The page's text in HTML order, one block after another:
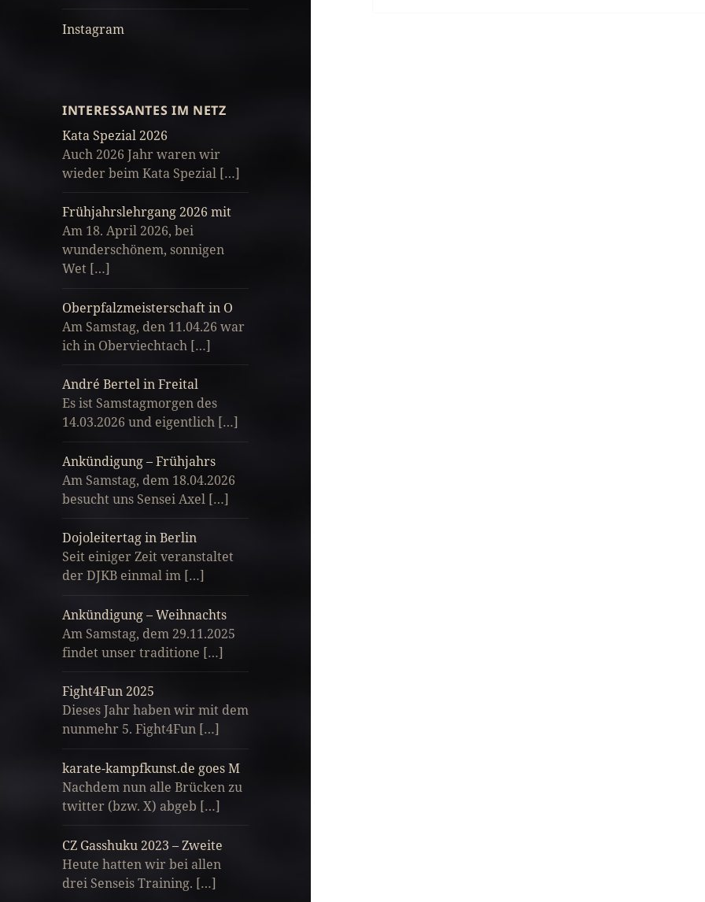
Instagram
INTERESSANTES IM NETZ
Kata Spezial 2026
Auch 2026 Jahr waren wir
wieder beim Kata Spezial […]
Frühjahrslehrgang 2026 mit
Am 18. April 2026, bei
wunderschönem, sonnigen
Wet […]
Oberpfalzmeisterschaft in O
Am Samstag, den 11.04.26 war
ich in Oberviechtach […]
André Bertel in Freital
Es ist Samstagmorgen des
14.03.2026 und eigentlich […]
Ankündigung – Frühjahrs
Am Samstag, dem 18.04.2026
besucht uns Sensei Axel […]
Dojoleitertag in Berlin
Seit einiger Zeit veranstaltet
der DJKB einmal im […]
Ankündigung – Weihnachts
Am Samstag, dem 29.11.2025
findet unser traditione […]
Fight4Fun 2025
Dieses Jahr haben wir mit dem
nunmehr 5. Fight4Fun […]
karate-kampfkunst.de goes M
Nachdem nun alle Brücken zu
twitter (bzw. X) abgeb […]
CZ Gasshuku 2023 – Zweite
Heute hatten wir bei allen
drei Senseis Training. […]